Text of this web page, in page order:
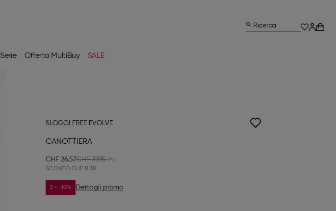
Serie Offerta MultiBuy SALE
Ricerca
SLOGGI FREE EVOLVE
CANOTTIERA
CHF 26.57CHF 37.95
SCONTO CHF 11.38
3 = -10% Dettagli promo